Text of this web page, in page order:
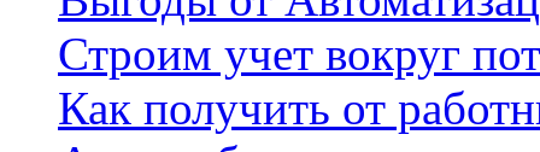
Строим учет вокруг
Как получить от